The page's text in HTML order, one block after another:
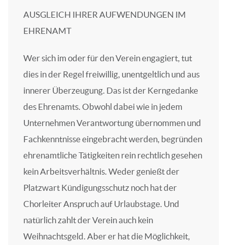
AUSGLEICH IHRER AUFWENDUNGEN IM
EHRENAMT
Wer sich im oder für den Verein engagiert, tut
dies in der Regel freiwillig, unentgeltlich und aus
innerer Überzeugung. Das ist der Kerngedanke
des Ehrenamts. Obwohl dabei wie in jedem
Unternehmen Verantwortung übernommen und
Fachkenntnisse eingebracht werden, begründen
ehrenamtliche Tätigkeiten rein rechtlich gesehen
kein Arbeitsverhältnis. Weder genießt der
Platzwart Kündigungsschutz noch hat der
Chorleiter Anspruch auf Urlaubstage. Und
natürlich zahlt der Verein auch kein
Weihnachtsgeld. Aber er hat die Möglichkeit,